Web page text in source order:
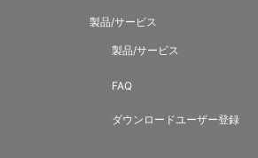
製品/サービス
製品/サービス
FAQ
ダウンロードユーザー登録